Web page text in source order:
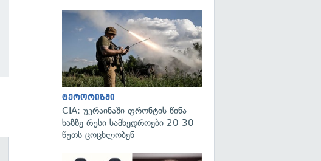
ტერორიზმი
CIA: უკრაინაში ფრონტის წინა
ხაზზე რუსი სამხედროები 20-30
წუთს ცოცხლობენ